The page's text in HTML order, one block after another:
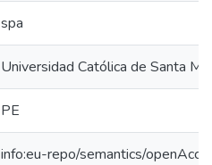
spa
Universidad Católica de Santa
PE
info:eu-repo/semantics/